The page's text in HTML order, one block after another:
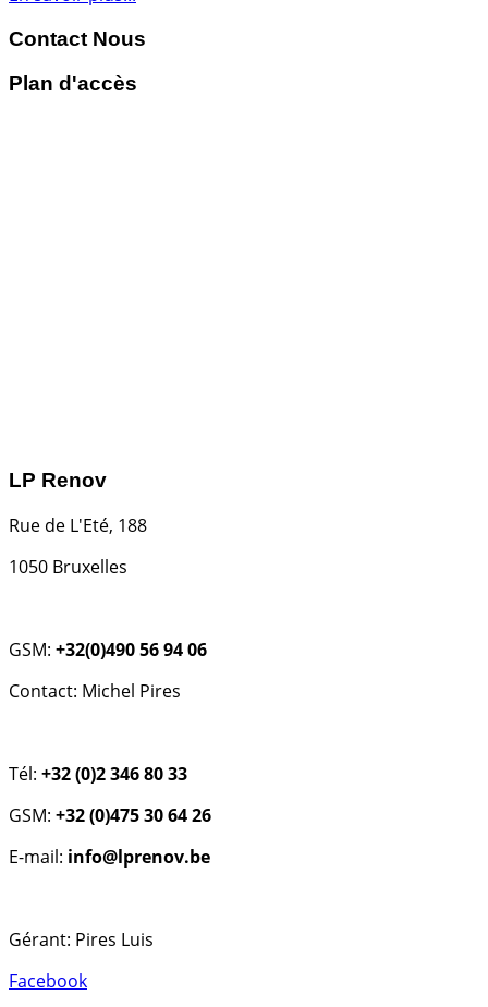
Contact Nous
Plan d'accès
LP Renov
Rue de L'Eté, 188
1050 Bruxelles
GSM: +32(0)490 56 94 06
Contact: Michel Pires
Tél: +32 (0)2 346 80 33
GSM: +32 (0)475 30 64 26
E-mail: info@lprenov.be
Gérant: Pires Luis
Facebook